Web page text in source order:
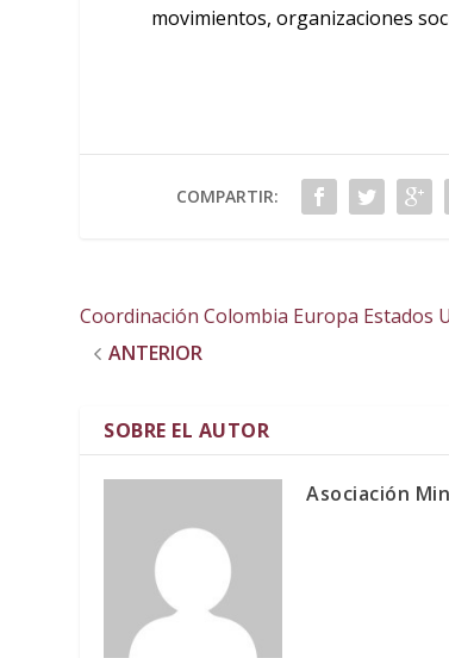
movimientos, organizaciones
COMPARTIR:
Coordinación Colombia Europa Estados
ANTERIOR
SOBRE EL AUTOR
Asociación